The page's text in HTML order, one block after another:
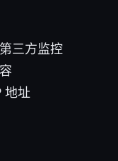
三方监控
地址